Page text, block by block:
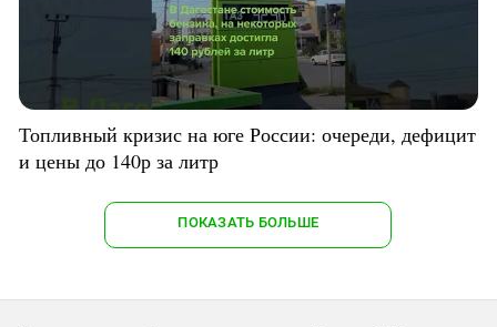
Топливный кризис на юге России: очереди, дефицит
и цены до 140р за литр
ПОКАЗАТЬ БОЛЬШЕ